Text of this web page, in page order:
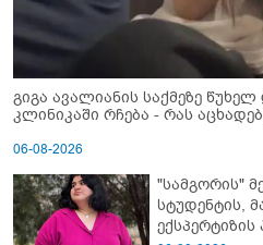
გიგა ავალიანის საქმეზე
კლინიკაში რჩება - რას
06-08-2026
"სამგორის"
სტუდენტის,
ექსპერტიზის